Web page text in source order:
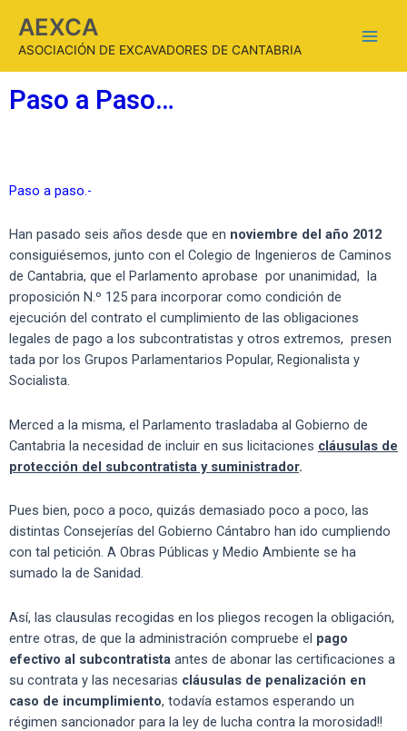
AEXCA
ASOCIACIÓN DE EXCAVADORES DE CANTABRIA
Paso a Paso…
Paso a paso.-
Han pasado seis años desde que en noviembre del año 2012
consiguiésemos, junto con el Colegio de Ingenieros de Caminos
de Cantabria, que el Parlamento aprobase por unanimidad, la
proposición N.º 125 para incorporar como condición de
ejecución del contrato el cumplimiento de las obligaciones
legales de pago a los subcontratistas y otros extremos, presen
tada por los Grupos Parlamentarios Popular, Regionalista y
Socialista.
Merced a la misma, el Parlamento trasladaba al Gobierno de
Cantabria la necesidad de incluir en sus licitaciones cláusulas de
protección del subcontratista y suministrador.
Pues bien, poco a poco, quizás demasiado poco a poco, las
distintas Consejerías del Gobierno Cántabro han ido cumpliendo
con tal petición. A Obras Públicas y Medio Ambiente se ha
sumado la de Sanidad.
Así, las clausulas recogidas en los pliegos recogen la obligación,
entre otras, de que la administración compruebe el pago
efectivo al subcontratista antes de abonar las certificaciones a
su contrata y las necesarias cláusulas de penalización en
caso de incumplimiento, todavía estamos esperando un
régimen sancionador para la ley de lucha contra la morosidad!!